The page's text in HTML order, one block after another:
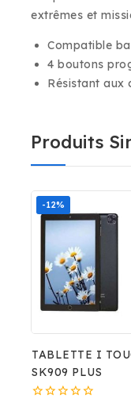
extrêmes et
Compatible
4 boutons
Résistant aux
Produits
-12%
TABLETTE I
SK909 PLUS